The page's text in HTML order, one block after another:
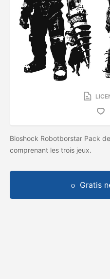
Bioshock Robotborstar Pack
comprenant les trois jeux.
Gratis